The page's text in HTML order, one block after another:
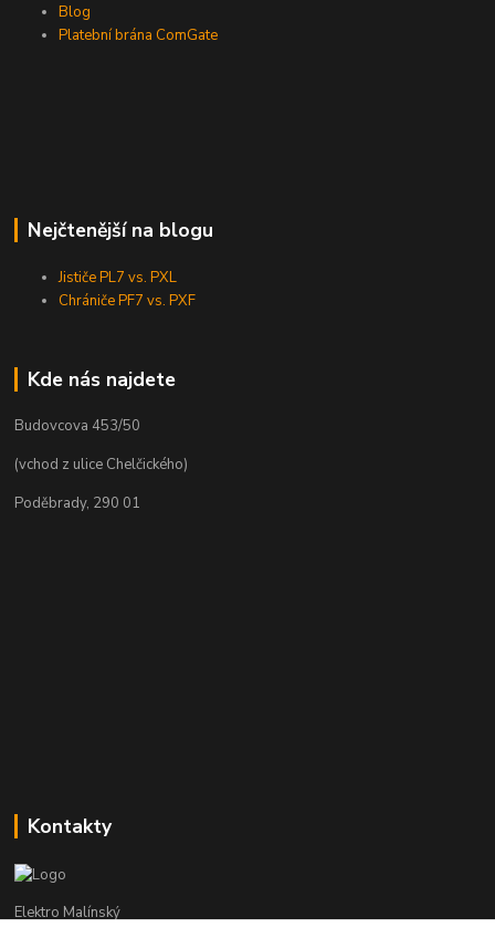
Blog
Platební brána ComGate
Nejčtenější na blogu
Jističe PL7 vs. PXL
Chrániče PF7 vs. PXF
Kde nás najdete
Budovcova 453/50
(vchod z ulice Chelčického)
Poděbrady, 290 01
Kontakty
Elektro Malínský